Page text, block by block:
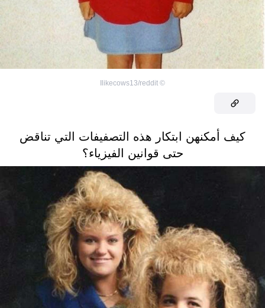
©
Ilikecows13/reddit
كيف أمكنهن ابتكار هذه التصفيفات التي تناقض
حتى قوانين الفيزياء؟